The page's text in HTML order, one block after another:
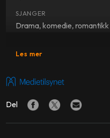
SJANGER
Drama, komedie, romantikk
Daisy Ridley
REGI
Stefanie Abel Horowitz,
Les mer
Del